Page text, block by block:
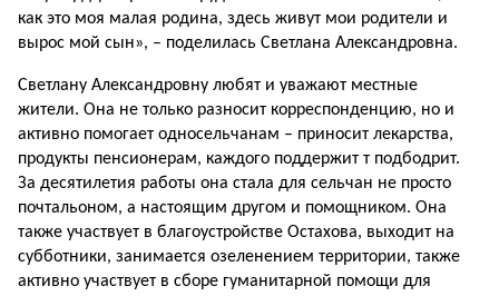
как это моя малая родина, здесь живут мои родители и
вырос мой сын», – поделилась Светлана Александровна.
Светлану Александровну любят и уважают местные
жители. Она не только разносит корреспонденцию, но и
активно помогает односельчанам – приносит лекарства,
продукты пенсионерам, каждого поддержит т подбодрит.
За десятилетия работы она стала для сельчан не просто
почтальоном, а настоящим другом и помощником. Она
также участвует в благоустройстве Остахова, выходит на
субботники, занимается озеленением территории, также
активно участвует в сборе гуманитарной помощи для